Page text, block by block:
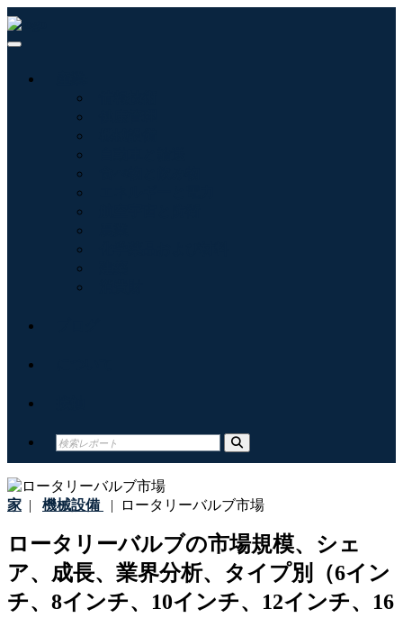
家 | 機械設備 | ロータリーバルブ市場
ロータリーバルブの市場規模、シェ
ア、成長、業界分析、タイプ別（6イン
チ、8インチ、10インチ、12インチ、16